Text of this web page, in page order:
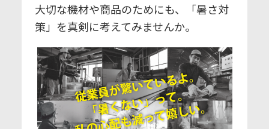
大切な機材や商品のためにも、「暑さ対
策」を真剣に考えてみませんか。